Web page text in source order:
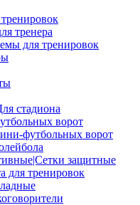
тренера
для тренировок
стадиона
ворот
футбольных ворот
защитные
для тренировок